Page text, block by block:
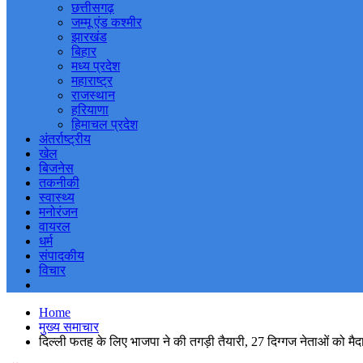
छत्तीसगढ़
जम्मू एंड कश्मीर
झारखंड
बिहार
मध्य प्रदेश
महाराष्ट्र
राजस्थान
हरियाणा
हिमाचल प्रदेश
अंतर्राष्ट्रीय
खेल
बिजनेस
तकनीकी
स्वास्थ्य
मनोरंजन
वायरल
धर्म
संपादकीय
विचार
Home
मुख्य समाचार
दिल्ली फतह के लिए भाजपा ने की तगड़ी तैयारी, 27 दिग्गज नेताओं को